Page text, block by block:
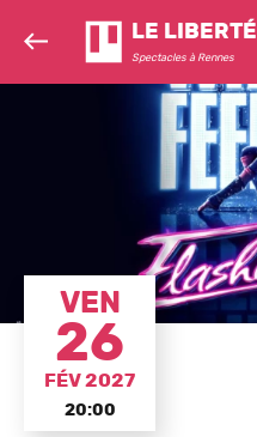
VEN
26
FÉV 2027
20:00
LE LIBERTÉ
Spectacles à Rennes